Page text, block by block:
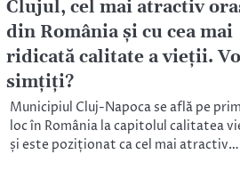
Clujul, cel mai atractiv
din România și cu cea mai
ridicată calitate a vieții.
simțiți?
Municipiul Cluj-Napoca se află pe
loc în România la capitolul calitatea
și este poziționat ca cel mai atractiv…